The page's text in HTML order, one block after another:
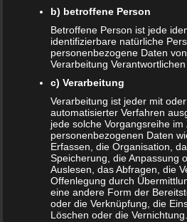
Schreibe einen
Deine E-Mail-Adresse wird nicht
Erforderliche Felder sind mit*
Kommentar*
b) betroffene Person
Betroffene Person ist jede
identifizierbare natürliche
personenbezogene Daten
Verarbeitung
c) Verarbeitung
Verarbeitung ist jeder mit
automatisierter Verfahren
jede solche Vorgangsreihe
personenbezogenen Daten
Erfassen, die Organisation,
Speicherung, die Anpassung
Auslesen, das Abfragen, die
Offenlegung durch
eine andere Form der
oder die Verknüpfung, die
Löschen oder die Vernichtung.